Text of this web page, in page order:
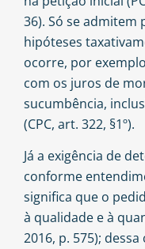
36). Só se admitem
hipóteses
ocorre, por
com os juros de
sucumbência,
(CPC, art. 322, §1º).
Já a exigência de
conforme
significa que o
à qualidade e à
2016, p. 575);